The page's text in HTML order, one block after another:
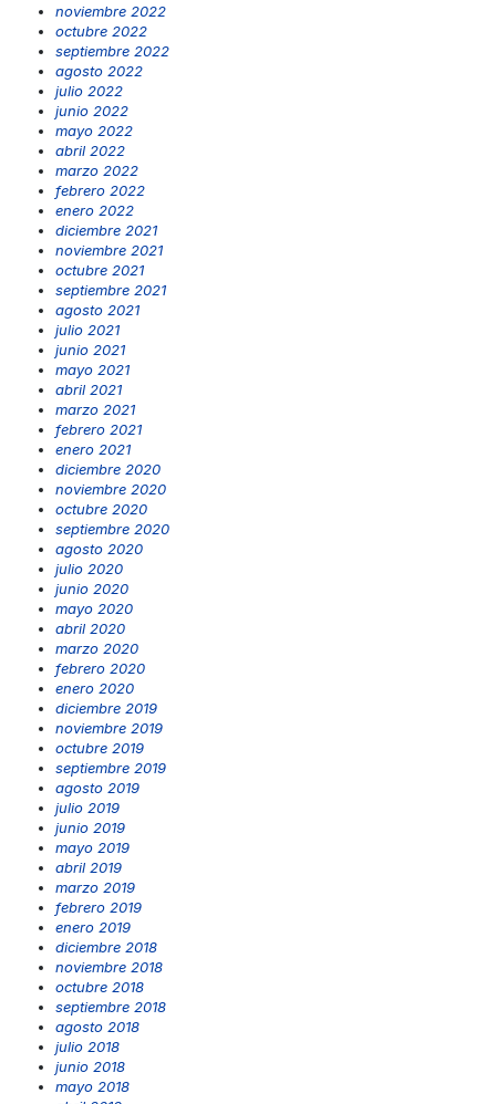
noviembre 2022
octubre 2022
septiembre 2022
agosto 2022
julio 2022
junio 2022
mayo 2022
abril 2022
marzo 2022
febrero 2022
enero 2022
diciembre 2021
noviembre 2021
octubre 2021
septiembre 2021
agosto 2021
julio 2021
junio 2021
mayo 2021
abril 2021
marzo 2021
febrero 2021
enero 2021
diciembre 2020
noviembre 2020
octubre 2020
septiembre 2020
agosto 2020
julio 2020
junio 2020
mayo 2020
abril 2020
marzo 2020
febrero 2020
enero 2020
diciembre 2019
noviembre 2019
octubre 2019
septiembre 2019
agosto 2019
julio 2019
junio 2019
mayo 2019
abril 2019
marzo 2019
febrero 2019
enero 2019
diciembre 2018
noviembre 2018
octubre 2018
septiembre 2018
agosto 2018
julio 2018
junio 2018
mayo 2018